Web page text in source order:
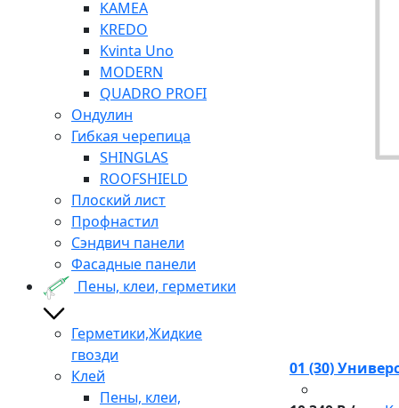
KAMEA
KREDO
Kvinta Uno
MODERN
QUADRO PROFI
Ондулин
Гибкая черепица
SHINGLAS
ROOFSHIELD
Плоский лист
Профнастил
Сэндвич панели
Фасадные панели
Пены, клеи, герметики
Герметики,Жидкие
гвозди
Клей
Пены, клеи,
01 (30)